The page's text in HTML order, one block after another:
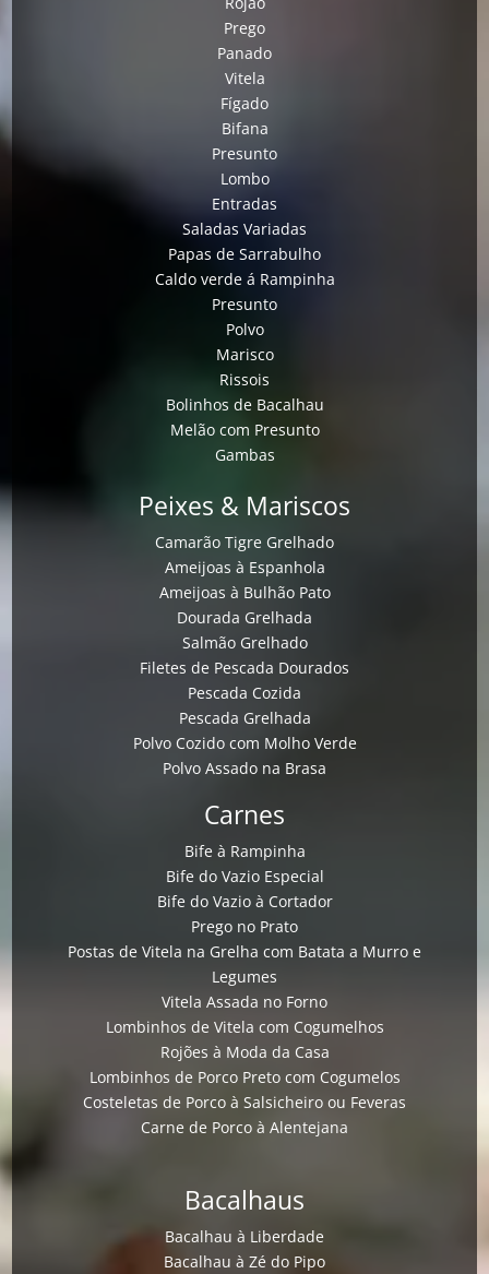
Prego
Panado
Vitela
Fígado
Bifana
Presunto
Lombo
Entradas
Saladas Variadas
Papas de Sarrabulho
Caldo verde á Rampinha
Presunto
Polvo
Marisco
Rissois
Bolinhos de Bacalhau
Melão com Presunto
Gambas
Peixes & Mariscos
Camarão Tigre Grelhado
Ameijoas à Espanhola
Ameijoas à Bulhão Pato
Dourada Grelhada
Salmão Grelhado
Filetes de Pescada Dourados
Pescada Cozida
Pescada Grelhada
Polvo Cozido com Molho Verde
Polvo Assado na Brasa
Carnes
Bife à Rampinha
Bife do Vazio Especial
Bife do Vazio à Cortador
Prego no Prato
Postas de Vitela na Grelha com Batata a Murro e
Legumes
Vitela Assada no Forno
Lombinhos de Vitela com Cogumelhos
Rojões à Moda da Casa
Lombinhos de Porco Preto com Cogumelos
Costeletas de Porco à Salsicheiro ou Feveras
Carne de Porco à Alentejana
Bacalhaus
Bacalhau à Liberdade
Bacalhau à Zé do Pipo